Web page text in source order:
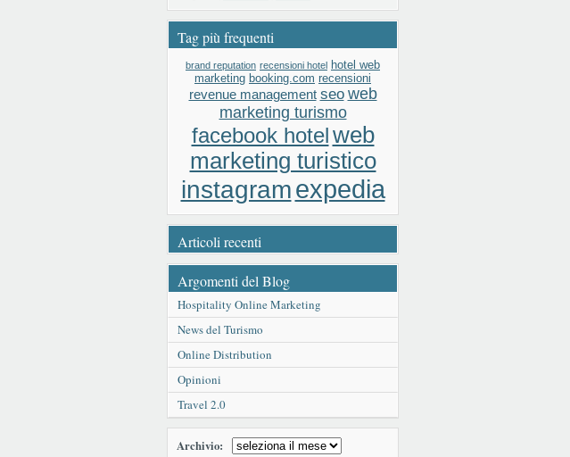
Tag più frequenti
brand reputation recensioni hotel hotel web
marketing booking.com recensioni
revenue management seo web
marketing turismo
facebook hotelweb
marketing turistico
instagramexpedia
Articoli recenti
Argomenti del Blog
Hospitality Online Marketing
News del Turismo
Online Distribution
Opinioni
Travel 2.0
Archivio: